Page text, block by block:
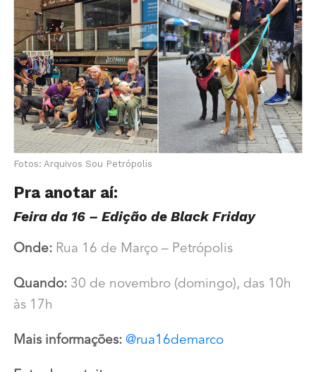
Fotos: Arquivos Sou Petrópolis
Pra anotar aí:
Feira da 16 – Edição de Black Friday
Onde:Rua 16 de Março – Petrópolis
Quando:30 de novembro (domingo), das 10h
às 17h
Mais informações: @rua16demarco